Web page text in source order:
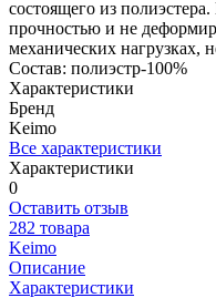
состоящего из
прочностью и не
механических нагрузках,
Состав: полиэстр-100%
Характеристики
Бренд
Keimo
Все характеристики
Характеристики
0
Оставить отзыв
282 товара
Keimo
Описание
Характеристики